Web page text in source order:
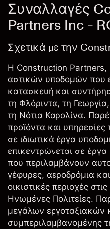
Συναλλαγές
Partners Inc -
Σχετικά με την
Η Construction Partners,
αστικών υποδομών που
κατασκευή και
τη Φλόριντα, τη
τη Νότια Καρολίνα.
προϊόντα και
σε ιδιωτικά έργα
επικεντρώνεται σε
που περιλαμβάνουν
γέφυρες, αεροδρόμια
οικιστικές περιοχές
Ηνωμένες Πολιτείες.
μεγάλων εργοταξιακών
συμπεριλαμβανομένης